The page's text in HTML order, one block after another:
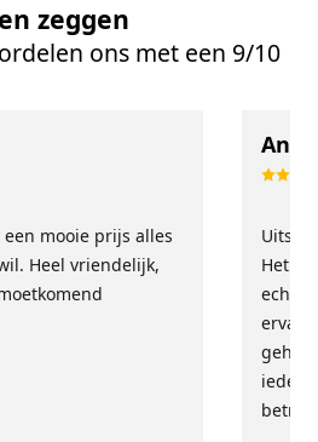
zeggen
ons met een 9/10
mooie prijs alles
Heel vriendelijk,
Het
echt